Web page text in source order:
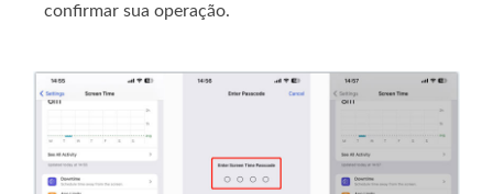
confirmar sua operação.